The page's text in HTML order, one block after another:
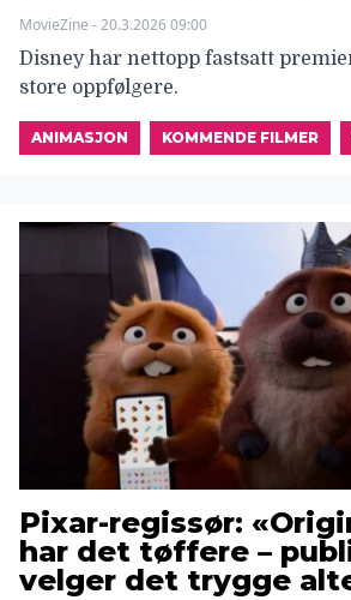
MovieZine - 20.3.2026 09:00
Disney har nettopp fastsatt
store oppfølgere.
ANIMASJON KOMMENDE FILMER
Pixar-regissør:
har det tøffere –
velger det trygge